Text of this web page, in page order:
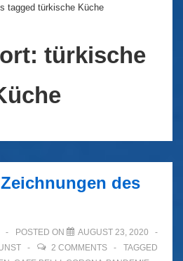
tagged türkische Küche
türkische
des
POSTED ON
AUGUST 23, 2020
2 COMMENTS
TAGGED